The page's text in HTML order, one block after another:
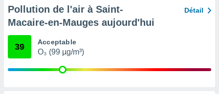
ou
Pollution de l'air à Saint-
Macaire-en-Mauges aujourd'hui
Détail
39 Acceptable
O₃ (99 µg/m³)